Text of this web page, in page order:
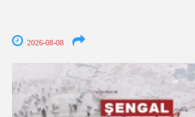
2026-08-08